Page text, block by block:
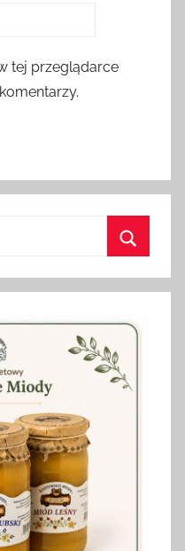
tej przeglądarce